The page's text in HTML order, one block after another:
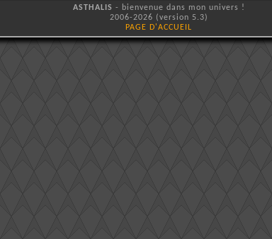
ASTHALIS - bienvenue dans mon univers !
2006-2026 (version 5.3)
PAGE D'ACCUEIL